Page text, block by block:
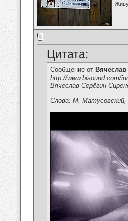
Цитата:
Сообщение от Вячеслав
http://www.bisound.com/
Вячеслав Серёгин-
Слова: М.